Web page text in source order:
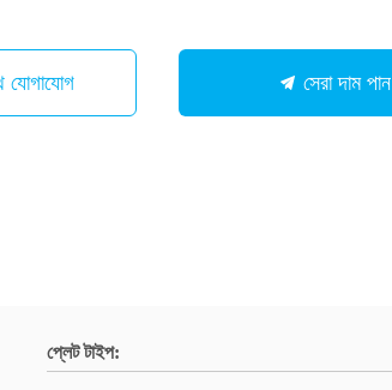
যোগাযোগ সেরা দাম পান
প্লেট টাইপ: